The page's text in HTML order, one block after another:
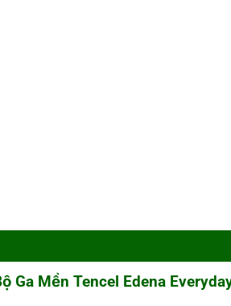
Ga Mền Tencel Edena